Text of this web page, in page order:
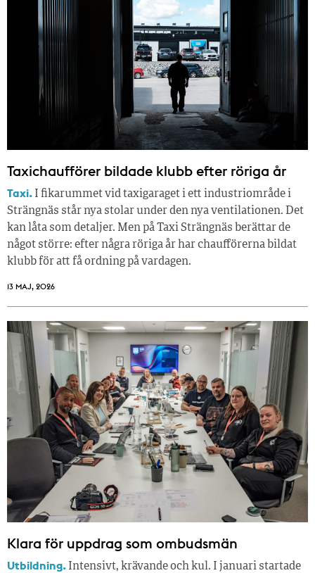
Taxichaufförer bildade klubb efter röriga år
Taxi. I fikarummet vid taxigaraget i ett industriområde i
Strängnäs står nya stolar under den nya ventilationen. Det
kan låta som detaljer. Men på Taxi Strängnäs berättar de
något större: efter några röriga år har chaufförerna bildat
klubb för att få ordning på vardagen.
13 MAJ, 2026
Klara för uppdrag som ombudsmän
Utbildning. Intensivt, krävande och kul. I januari startade